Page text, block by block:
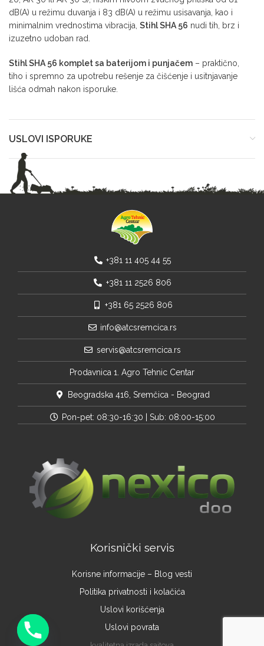
dB(A) u režimu duvanja i 83 dB(A) u režimu usisavanja, kao i
minimalnim vrednostima vibracija, Stihl SHA 56 nudi tih, brz i
izuzetno udoban rad.
Stihl SHA 56 komplet sa baterijom i punjačem – praktično,
tiho i spremno za upotrebu rešenje za čišćenje i usitnjavanje
lišća odmah nakon isporuke.
USLOVI ISPORUKE
+381 11 405 44 55
+381 11 2526 806
+381 65 2526 806
info@atcsremcica.rs
servis@atcsremcica.rs
Prodavnica 1. Agro Tehnic Centar
Beogradska 416, Sremčica - Beograd
Pon-pet: 08:30-16:30 | Sub: 08:00-15:00
Korisnički servis
Korisne informacije – Blog vesti
Politika privatnosti i kolačića
Uslovi korišćenja
Uslovi povrata